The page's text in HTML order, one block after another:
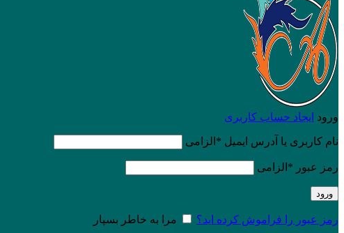
ورود ایجاد حساب کاربری
نام کاربری یا آدرس ایمیل * الزامی
رمز عبور * الزامی
ورود
رمز عبور را فراموش کرده اید؟ مرا به خاطر بسپار